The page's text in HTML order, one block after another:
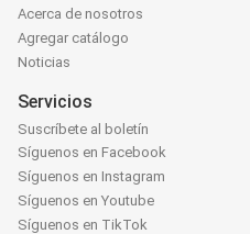
Acerca de nosotros
Agregar catálogo
Noticias
Servicios
Suscríbete al boletín
Síguenos en Facebook
Síguenos en Instagram
Síguenos en Youtube
Síguenos en TikTok